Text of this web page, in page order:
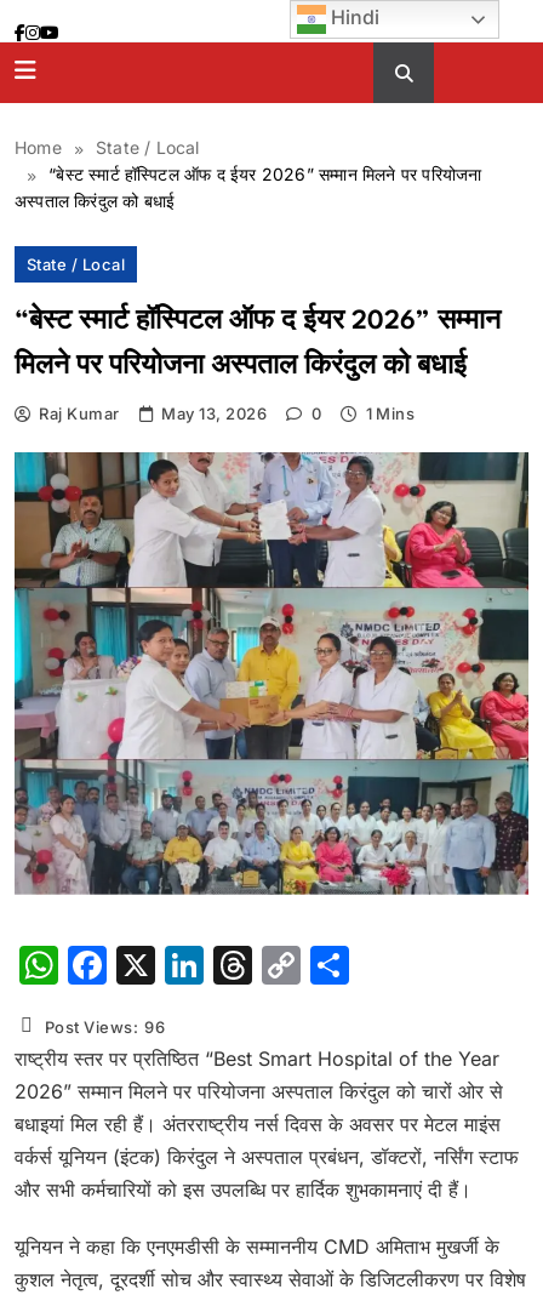
to
content
Home
State / Local
“बेस्ट स्मार्ट हॉस्पिटल ऑफ द ईयर 2026” सम्मान मिलने पर परियोजना
अस्पताल किरंदुल को बधाई
State / Local
“बेस्ट स्मार्ट हॉस्पिटल ऑफ द ईयर 2026” सम्मान
मिलने पर परियोजना अस्पताल किरंदुल को बधाई
Raj Kumar May 13, 2026 0 1 Mins
WhatsApp
Facebook
X LinkedIn
Threads
Copy
Post Views: 96
राष्ट्रीय स्तर पर प्रतिष्ठित “Best Smart Hospital of the Year
2026” सम्मान मिलने पर परियोजना अस्पताल किरंदुल को चारों ओर से
बधाइयां मिल रही हैं। अंतरराष्ट्रीय नर्स दिवस के अवसर पर मेटल माइंस
वर्कर्स यूनियन (इंटक) किरंदुल ने अस्पताल प्रबंधन, डॉक्टरों, नर्सिंग स्टाफ
और सभी कर्मचारियों को इस उपलब्धि पर हार्दिक शुभकामनाएं दी हैं।
यूनियन ने कहा कि एनएमडीसी के सम्माननीय CMD अमिताभ मुखर्जी के
कुशल नेतृत्व, दूरदर्शी सोच और स्वास्थ्य सेवाओं के डिजिटलीकरण पर विशेष
Hindi